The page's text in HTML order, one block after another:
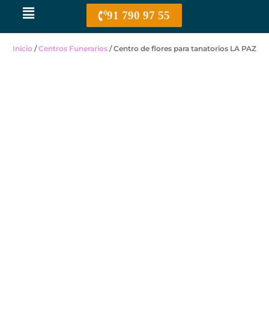
Menú 91 790 97 55
Inicio /Centros Funerarios / Centro de flores para tanatorios LA PAZ